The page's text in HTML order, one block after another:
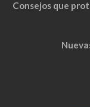
Consejos que